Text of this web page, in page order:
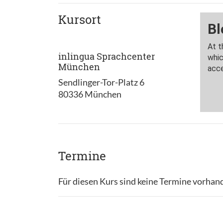
Kursort
inlingua Sprachcenter
München
Sendlinger-Tor-Platz 6
80336 München
Termine
Für diesen Kurs sind keine Termine